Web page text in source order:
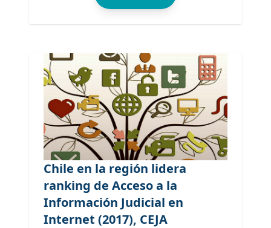
Chile en la región lidera
ranking de Acceso a la
Información Judicial en
Internet (2017), CEJA